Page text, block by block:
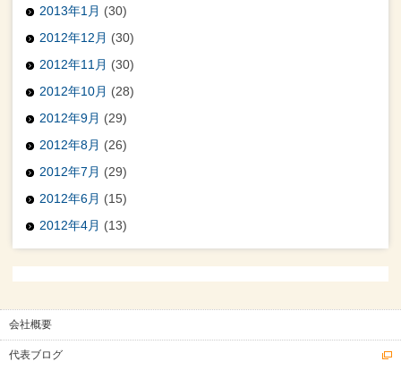
2013年1月 (30)
2012年12月 (30)
2012年11月 (30)
2012年10月 (28)
2012年9月 (29)
2012年8月 (26)
2012年7月 (29)
2012年6月 (15)
2012年4月 (13)
会社概要
代表ブログ